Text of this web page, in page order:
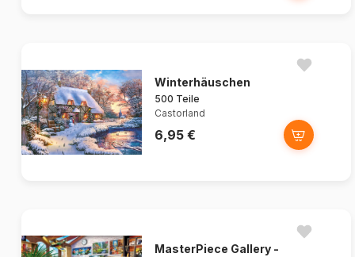
Winterhäuschen
500 Teile
Castorland
6,95 €
MasterPiece Gallery -